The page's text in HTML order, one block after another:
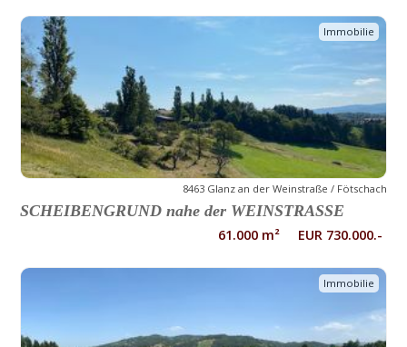
Immobilie
8463 Glanz an der Weinstraße / Fötschach
SCHEIBENGRUND nahe der WEINSTRASSE
61.000 m² EUR 730.000.-
Immobilie